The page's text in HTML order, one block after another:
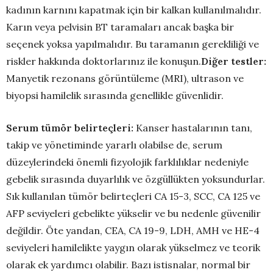
kadının karnını kapatmak için bir kalkan kullanılmalıdır.
Karın veya pelvisin BT taramaları ancak başka bir
seçenek yoksa yapılmalıdır. Bu taramanın gerekliliği ve
riskler hakkında doktorlarınız ile konuşun.Diğer testler:
Manyetik rezonans görüntüleme (MRI), ultrason ve
biyopsi hamilelik sırasında genellikle güvenlidir.
Serum tümör belirteçleri: Kanser hastalarının tanı,
takip ve yönetiminde yararlı olabilse de, serum
düzeylerindeki önemli fizyolojik farklılıklar nedeniyle
gebelik sırasında duyarlılık ve özgüllükten yoksundurlar.
Sık kullanılan tümör belirteçleri CA 15-3, SCC, CA 125 ve
AFP seviyeleri gebelikte yükselir ve bu nedenle güvenilir
değildir. Öte yandan, CEA, CA 19-9, LDH, AMH ve HE-4
seviyeleri hamilelikte yaygın olarak yükselmez ve teorik
olarak ek yardımcı olabilir. Bazı istisnalar, normal bir